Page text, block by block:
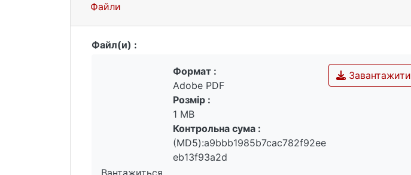
Файли
Файл(и) :
Вантажиться...
Завантажити
Формат :
Adobe PDF
Розмір :
1 MB
Контрольна сума :
(MD5):a9bbb1985b7cac782f92ee
eb13f93a2d